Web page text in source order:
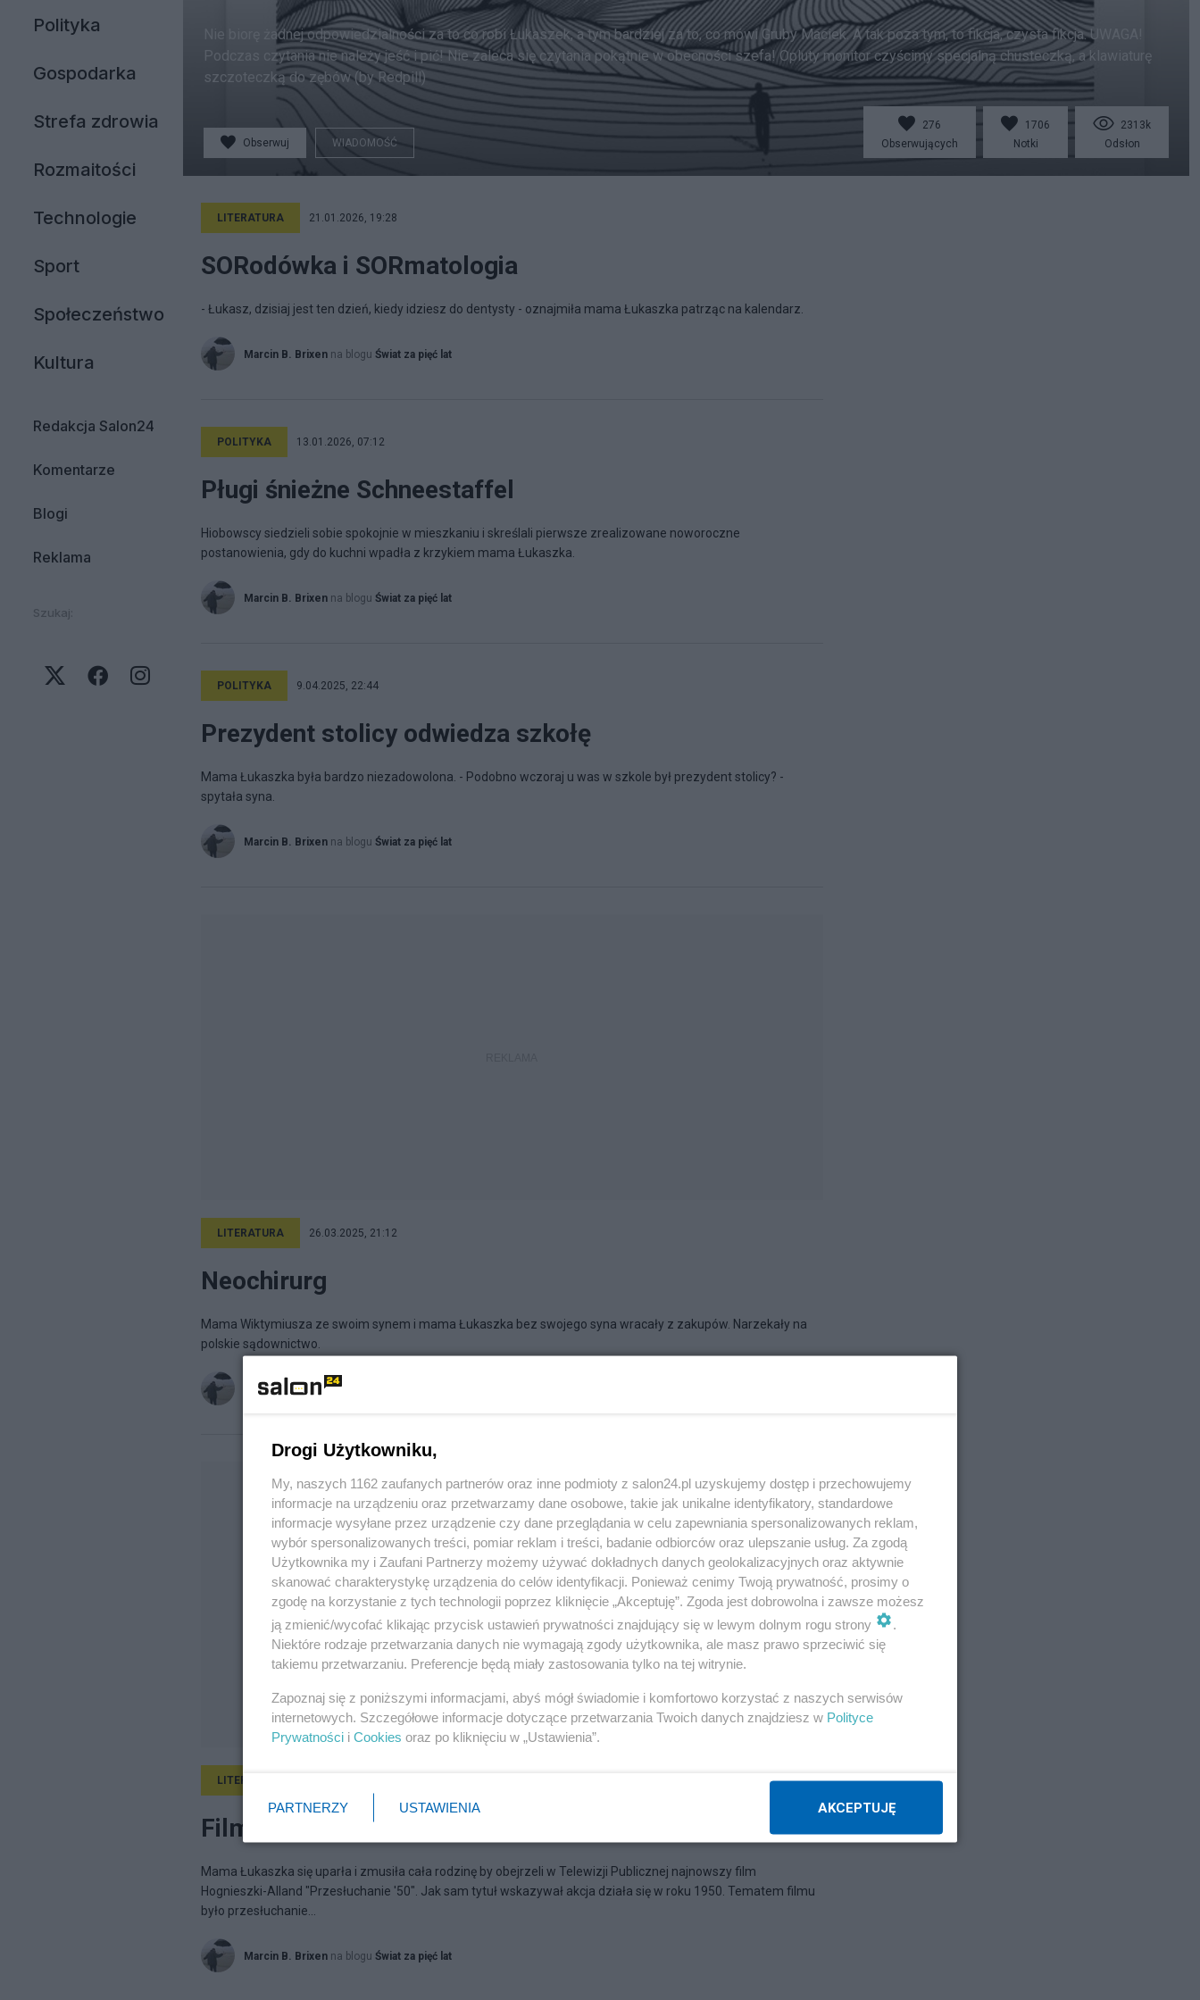
Polityka
Gospodarka
Strefa zdrowia
Rozmaitości
Technologie
Sport
Społeczeństwo
Kultura
Redakcja Salon24
Komentarze
Blogi
Reklama
Szukaj:
Nie biorę żadnej odpowiedzialności za to co robi Łukaszek, a tym bardziej za to, co mówi Gruby Maciek. A tak poza tym, to fikcja, czysta fikcja. UWAGA!
Podczas czytania nie należy jeść i pić! Nie zaleca się czytania pokątnie w obecności szefa! Opluty monitor czyścimy specjalną chusteczką, a klawiaturę
szczoteczką do zębów (by Redpill)
Obserwuj WIADOMOŚĆ
276
Obserwujących
1706
Notki
2313k
Odsłon
LITERATURA 21.01.2026, 19:28
SORodówka i SORmatologia
- Łukasz, dzisiaj jest ten dzień, kiedy idziesz do dentysty - oznajmiła mama Łukaszka patrząc na kalendarz.
Marcin B. Brixen na blogu Świat za pięć lat
POLITYKA 13.01.2026, 07:12
Pługi śnieżne Schneestaffel
Hiobowscy siedzieli sobie spokojnie w mieszkaniu i skreślali pierwsze zrealizowane noworoczne
postanowienia, gdy do kuchni wpadła z krzykiem mama Łukaszka.
Marcin B. Brixen na blogu Świat za pięć lat
POLITYKA 9.04.2025, 22:44
Prezydent stolicy odwiedza szkołę
Mama Łukaszka była bardzo niezadowolona. - Podobno wczoraj u was w szkole był prezydent stolicy? -
spytała syna.
Marcin B. Brixen na blogu Świat za pięć lat
LITERATURA 26.03.2025, 21:12
Neochirurg
Mama Wiktymiusza ze swoim synem i mama Łukaszka bez swojego syna wracały z zakupów. Narzekały na
polskie sądownictwo.
Marcin B. Brixen na blogu
LITERATURA
Film "Przesłuchanie '50"
Mama Łukaszka się uparła i zmusiła cała rodzinę by obejrzeli w Telewizji Publicznej najnowszy film
Hognieszki-Alland "Przesłuchanie '50". Jak sam tytuł wskazywał akcja działa się w roku 1950. Tematem filmu
było przesłuchanie...
Marcin B. Brixen na blogu Świat za pięć lat
Drogi Użytkowniku,
My, naszych 1162 zaufanych partnerów oraz inne podmioty z salon24.pl uzyskujemy dostęp i przechowujemy
informacje na urządzeniu oraz przetwarzamy dane osobowe, takie jak unikalne identyfikatory, standardowe
informacje wysyłane przez urządzenie czy dane przeglądania w celu zapewniania spersonalizowanych reklam,
wybór spersonalizowanych treści, pomiar reklam i treści, badanie odbiorców oraz ulepszanie usług. Za zgodą
Użytkownika my i Zaufani Partnerzy możemy używać dokładnych danych geolokalizacyjnych oraz aktywnie
skanować charakterystykę urządzenia do celów identyfikacji. Ponieważ cenimy Twoją prywatność, prosimy o
zgodę na korzystanie z tych technologii poprzez kliknięcie „Akceptuję”. Zgoda jest dobrowolna i zawsze możesz
ją zmienić/wycofać klikając przycisk ustawień prywatności znajdujący się w lewym dolnym rogu strony
Niektóre rodzaje przetwarzania danych nie wymagają zgody użytkownika, ale masz prawo sprzeciwić się
takiemu przetwarzaniu. Preferencje będą miały zastosowania tylko na tej witrynie.
Zapoznaj się z poniższymi informacjami, abyś mógł świadomie i komfortowo korzystać z naszych serwisów
internetowych. Szczegółowe informacje dotyczące przetwarzania Twoich danych znajdziesz w Polityce
Prywatności i Cookies oraz po kliknięciu w „Ustawienia”.
PARTNERZY USTAWIENIA AKCEPTUJĘ